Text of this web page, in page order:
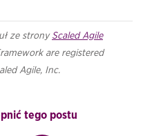
ze strony Scaled Agile
are registered
Agile, Inc.
tego postu